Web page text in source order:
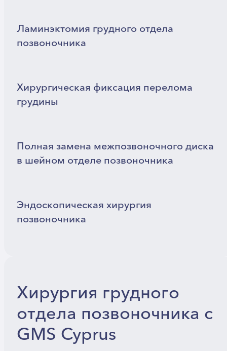
Ламинэктомия грудного отдела
позвоночника
Хирургическая фиксация перелома
грудины
Полная замена межпозвоночного диска
в шейном отделе позвоночника
Эндоскопическая хирургия
позвоночника
Хирургия грудного
отдела позвоночника с
GMS Cyprus